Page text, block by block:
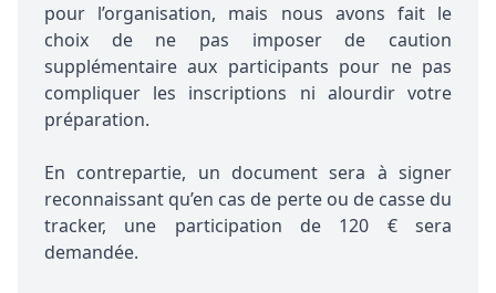
pour l’organisation, mais nous avons fait le
choix de ne pas imposer de caution
supplémentaire aux participants pour ne pas
compliquer les inscriptions ni alourdir votre
préparation.
En contrepartie, un document sera à signer
reconnaissant qu’en cas de perte ou de casse du
tracker, une participation de 120 € sera
demandée.